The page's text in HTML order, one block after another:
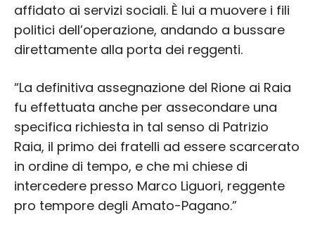
affidato ai servizi sociali. È lui a muovere i fili
politici dell’operazione, andando a bussare
direttamente alla porta dei reggenti.
“La definitiva assegnazione del Rione ai Raia
fu effettuata anche per assecondare una
specifica richiesta in tal senso di Patrizio
Raia, il primo dei fratelli ad essere scarcerato
in ordine di tempo, e che mi chiese di
intercedere presso Marco Liguori, reggente
pro tempore degli Amato-Pagano.”